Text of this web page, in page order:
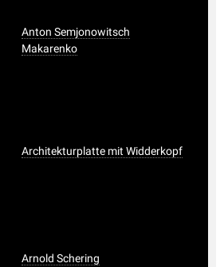
Anton Semjonowitsch
Makarenko
Architekturplatte mit Widderkopf
Arnold Schering